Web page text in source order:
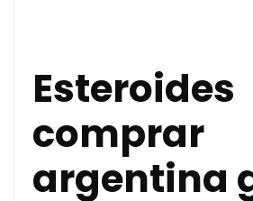
Esteroides
comprar
argentina